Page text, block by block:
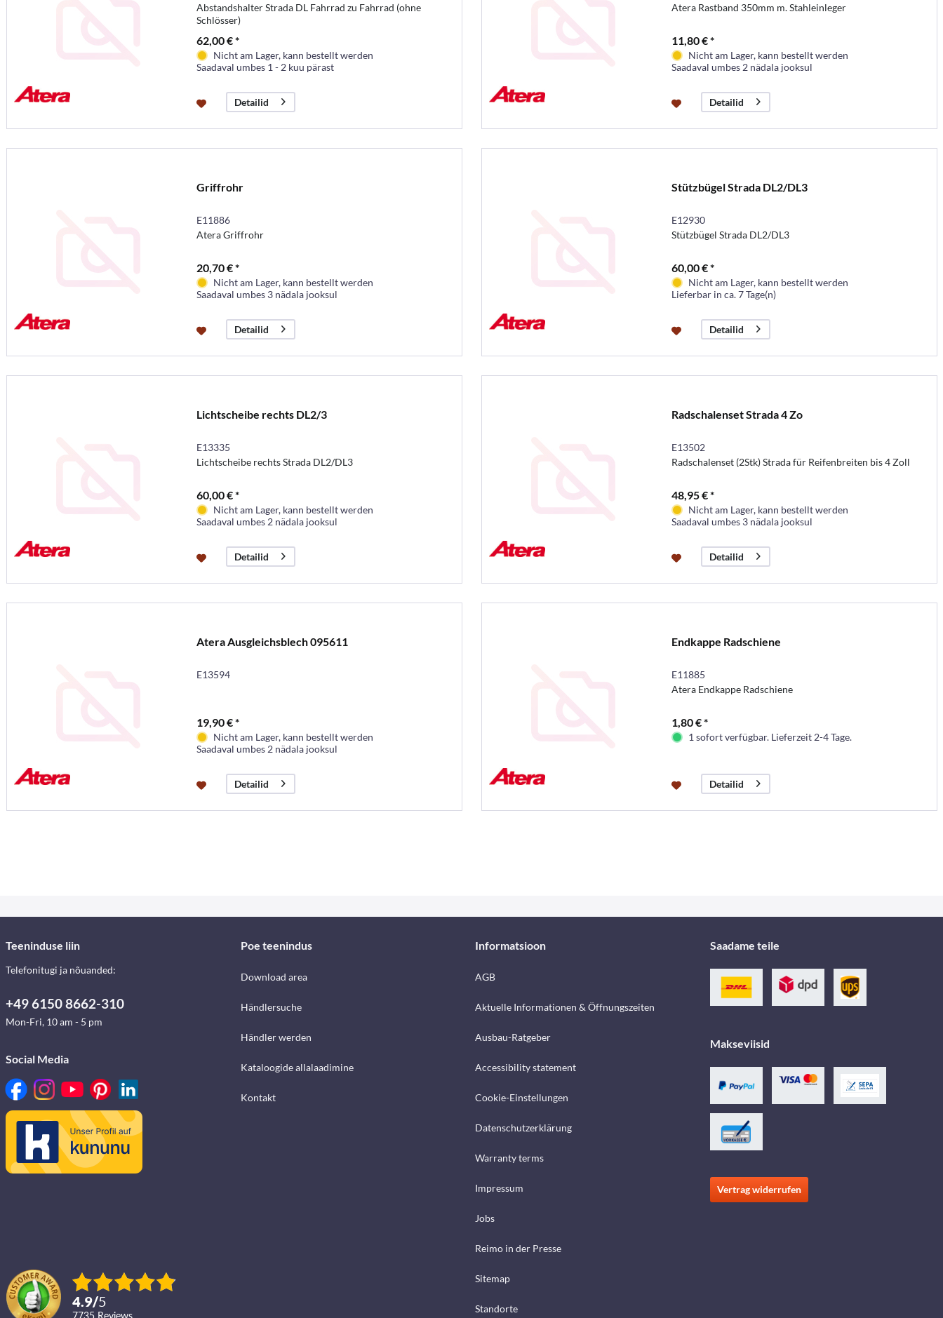
Abstandshalter Strada DL Fahrrad zu Fahrrad (ohne
Schlösser)
62,00 € *
Nicht am Lager, kann bestellt werden
Saadaval umbes 1 - 2 kuu pärast
Detailid
Atera Rastband 350mm m. Stahleinleger
11,80 € *
Nicht am Lager, kann bestellt werden
Saadaval umbes 2 nädala jooksul
Detailid
Griffrohr
E11886
Atera Griffrohr
20,70 € *
Nicht am Lager, kann bestellt werden
Saadaval umbes 3 nädala jooksul
Detailid
Stützbügel Strada DL2/DL3
E12930
Stützbügel Strada DL2/DL3
60,00 € *
Nicht am Lager, kann bestellt werden
Lieferbar in ca. 7 Tage(n)
Detailid
Lichtscheibe rechts DL2/3
E13335
Lichtscheibe rechts Strada DL2/DL3
60,00 € *
Nicht am Lager, kann bestellt werden
Saadaval umbes 2 nädala jooksul
Detailid
Radschalenset Strada 4 Zo
E13502
Radschalenset (2Stk) Strada für Reifenbreiten bis 4 Zoll
48,95 € *
Nicht am Lager, kann bestellt werden
Saadaval umbes 3 nädala jooksul
Detailid
Atera Ausgleichsblech 095611
E13594
19,90 € *
Nicht am Lager, kann bestellt werden
Saadaval umbes 2 nädala jooksul
Detailid
Endkappe Radschiene
E11885
Atera Endkappe Radschiene
1,80 € *
1 sofort verfügbar. Lieferzeit 2-4 Tage.
Detailid
Teeninduse liin
Telefonitugi ja nõuanded:
+49 6150 8662-310
Mon-Fri, 10 am - 5 pm
Social Media
4.9/5
Poe teenindus
Download area
Händlersuche
Händler werden
Kataloogide allalaadimine
Kontakt
Informatsioon
AGB
Aktuelle Informationen & Öffnungszeiten
Ausbau-Ratgeber
Accessibility statement
Cookie-Einstellungen
Datenschutzerklärung
Warranty terms
Impressum
Jobs
Reimo in der Presse
Sitemap
Standorte
Saadame teile
Makseviisid
Vertrag widerrufen